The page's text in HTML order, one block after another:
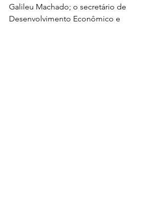
Galileu Machado; o secretário de
Desenvolvimento Econômico e